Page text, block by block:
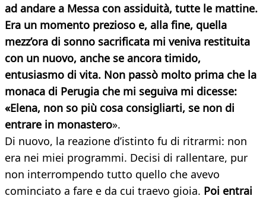
ad andare a Messa con assiduità, tutte le mattine.
Era un momento prezioso e, alla fine, quella
mezz’ora di sonno sacrificata mi veniva restituita
con un nuovo, anche se ancora timido,
entusiasmo di vita. Non passò molto prima che la
monaca di Perugia che mi seguiva mi dicesse:
«Elena, non so più cosa consigliarti, se non di
entrare in monastero».
Di nuovo, la reazione d’istinto fu di ritrarmi: non
era nei miei programmi. Decisi di rallentare, pur
non interrompendo tutto quello che avevo
cominciato a fare e da cui traevo gioia. Poi entrai